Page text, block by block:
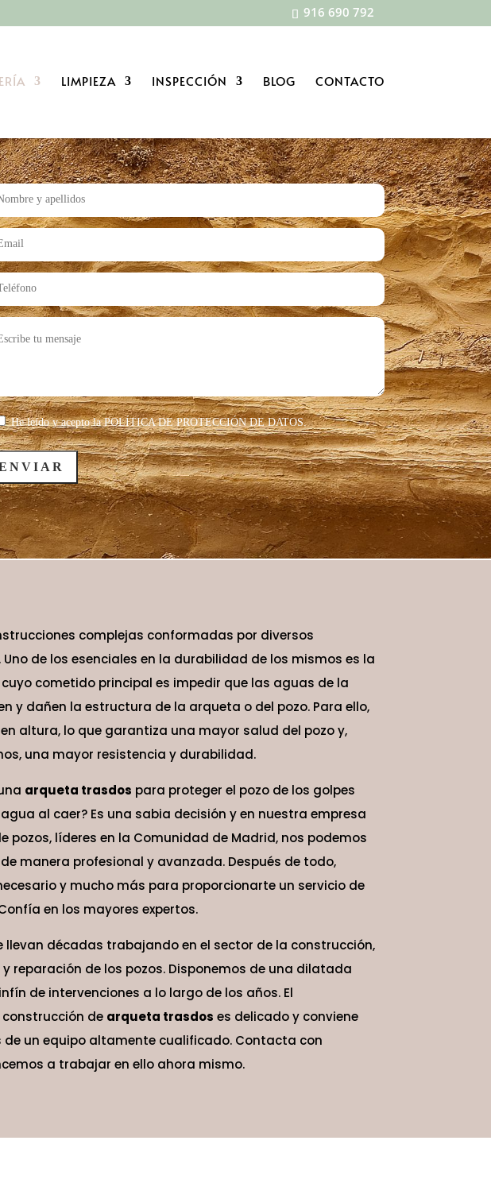
916 690 792
LIMPIEZA INSPECCIÓN BLOG CONTACTO
He leído y acepto laPOLÍTICA DE PROTECCIÓN DE DATOS.
complejas conformadas por diversos
de los esenciales en la durabilidad de los mismos es la
cuyo cometido principal es impedir que las aguas de la
y dañen la estructura de la arqueta o del pozo. Para ello,
altura, lo que garantiza una mayor salud del pozo y,
una mayor resistencia y durabilidad.
arqueta trasdos para proteger el pozo de los golpes
al caer? Es una sabia decisión y en nuestra empresa
pozos, líderes en la Comunidad de Madrid, nos podemos
manera profesional y avanzada. Después de todo,
y mucho más para proporcionarte un servicio de
en los mayores expertos.
llevan décadas trabajando en el sector de la construcción,
reparación de los pozos. Disponemos de una dilatada
de intervenciones a lo largo de los años. El
de arqueta trasdos es delicado y conviene
de un equipo altamente cualificado. Contacta con
a trabajar en ello ahora mismo.